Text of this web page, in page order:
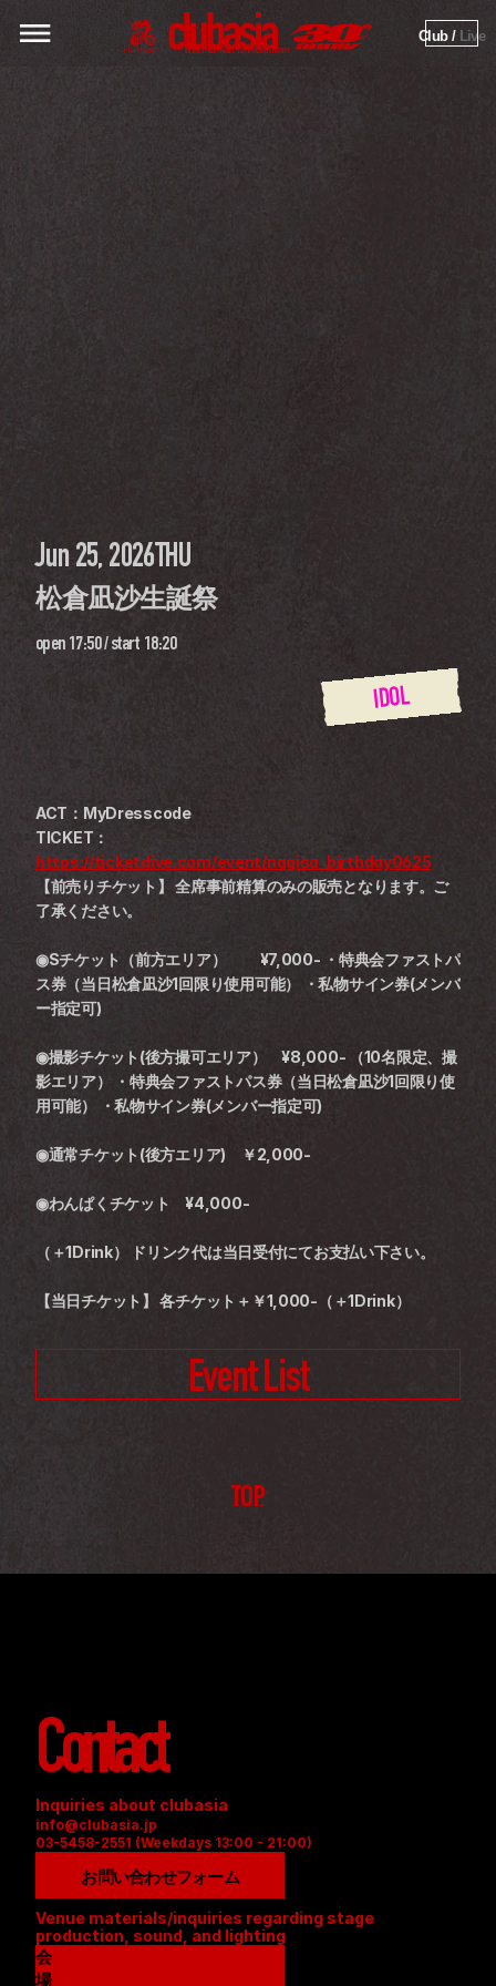
Club / Live
Jun 25, 2026THU
松倉凪沙生誕祭
open 17:50 / start 18:20
IDOL
ACT：MyDresscode
TICKET：
https://ticketdive.com/event/nagisa_birthday0625
【前売りチケット】 全席事前精算のみの販売となります。ご
了承ください。
◉Sチケット（前方エリア）　　 ¥7,000- ・特典会ファストパ
ス券（当日松倉凪沙1回限り使用可能） ・私物サイン券(メンバ
ー指定可)
◉撮影チケット(後方撮可エリア）　¥8,000- （10名限定、撮
影エリア） ・特典会ファストパス券（当日松倉凪沙1回限り使
用可能） ・私物サイン券(メンバー指定可)
◉通常チケット(後方エリア)　￥2,000-
◉わんぱくチケット　¥4,000-
（＋1Drink） ドリンク代は当日受付にてお支払い下さい。
【当日チケット】 各チケット＋￥1,000-（＋1Drink）
Event List
TOP
Contact
Inquiries about clubasia
info@clubasia.jp
03-5458-2551 (Weekdays 13:00 - 21:00)
お問い合わせフォーム
Venue materials/inquiries regarding stage
production, sound, and lighting
会
場